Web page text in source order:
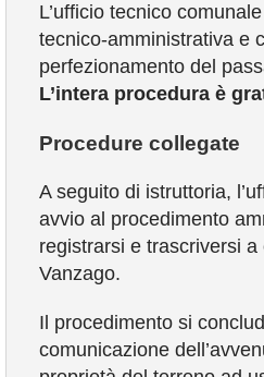
L’ufficio tecnico
tecnico-amministrativa e
perfezionamento del
L’intera procedura è
Procedure collegate
A seguito di istruttoria,
avvio al procedimento
registrarsi e trascriversi
Vanzago.
Il procedimento si
comunicazione